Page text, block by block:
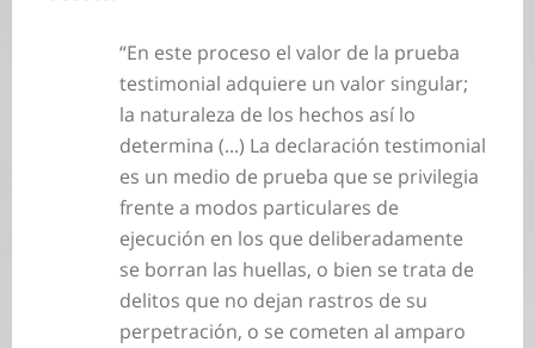
“En este proceso el valor de la prueba
testimonial adquiere un valor singular;
la naturaleza de los hechos así lo
determina (...) La declaración testimonial
es un medio de prueba que se privilegia
frente a modos particulares de
ejecución en los que deliberadamente
se borran las huellas, o bien se trata de
delitos que no dejan rastros de su
perpetración, o se cometen al amparo